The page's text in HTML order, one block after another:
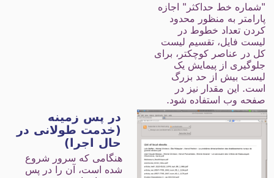
خط حداکثر" اجازه
به منظور محدود
تعداد خطوط در
فایل، تقسیم لیست
در عناصر کوچکتر، برای
از پیمایش یک
بیش از حد بزرگ
این مقدار نیز در
وب استفاده شود.
در پس زمینه
(خدمت طولانی در
حال اجرا)
هنگامی که سرور شروع
شده است، آن را در پس